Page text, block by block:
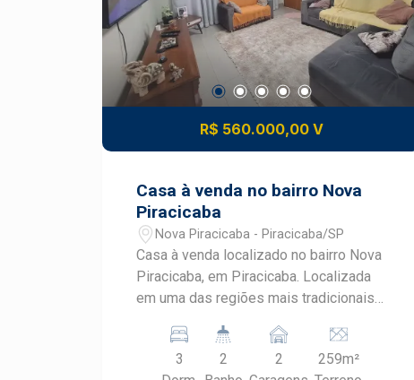
R$ 560.000,00 V
Casa à venda no bairro Nova
Piracicaba
Nova Piracicaba - Piracicaba/SP
Casa à venda localizado no bairro Nova
Piracicaba, em Piracicaba. Localizada
em uma das regiões mais tradicionais e
oferece ambientes amplos, excelente
distribuição dos espaços e sistema de
3
2
2
259m²